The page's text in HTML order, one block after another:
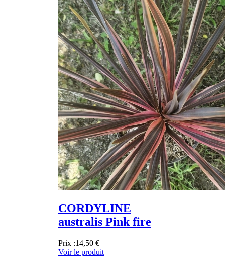
CORDYLINE
australis Pink fire
Prix :14,50 €
Voir le produit